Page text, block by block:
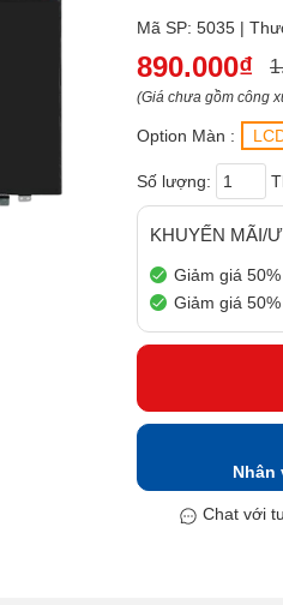
Mã SP: 5035 |
890.000₫
(Giá chưa gồm công
Option Màn :
Số lượng:
KHUYẾN MÃI/
Giảm giá
Giảm giá
Nhân
Chat với